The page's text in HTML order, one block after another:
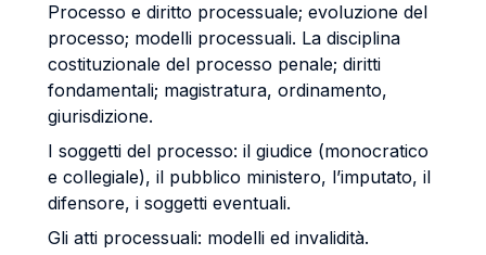
Processo e diritto processuale; evoluzione del
processo; modelli processuali. La disciplina
costituzionale del processo penale; diritti
fondamentali; magistratura, ordinamento,
giurisdizione.
I soggetti del processo: il giudice (monocratico
e collegiale), il pubblico ministero, l’imputato, il
difensore, i soggetti eventuali.
Gli atti processuali: modelli ed invalidità.